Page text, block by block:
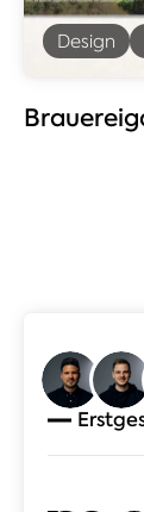
Design